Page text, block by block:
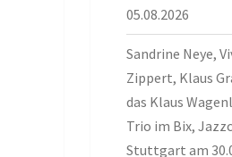
05.08.2026
Sandrine Neye,
Zippert, Klaus
das Klaus
Trio im Bix,
Stuttgart am